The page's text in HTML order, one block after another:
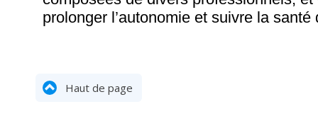
prolonger l’autonomie et suivre la
Haut de page